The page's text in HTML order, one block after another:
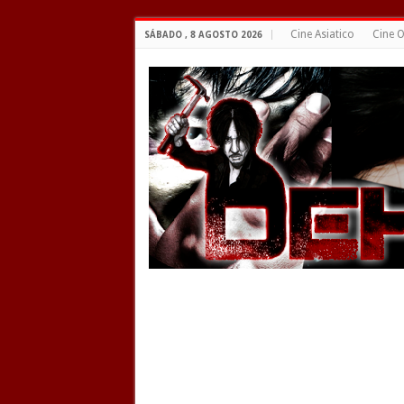
SÁBADO , 8 AGOSTO 2026 Cine Asiatico Cine